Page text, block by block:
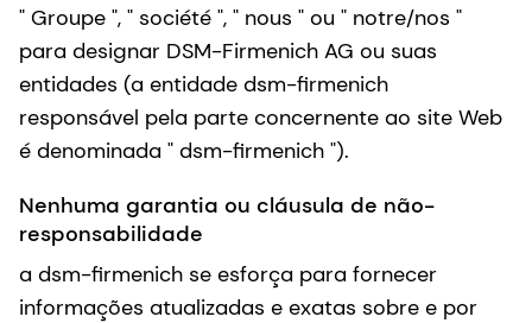
" Groupe ", " société ", " nous " ou " notre/nos "
para designar DSM-Firmenich AG ou suas
entidades (a entidade dsm-firmenich
responsável pela parte concernente ao site Web
é denominada " dsm-firmenich ").
Nenhuma garantia ou cláusula de não-
responsabilidade
a dsm-firmenich se esforça para fornecer
informações atualizadas e exatas sobre e por